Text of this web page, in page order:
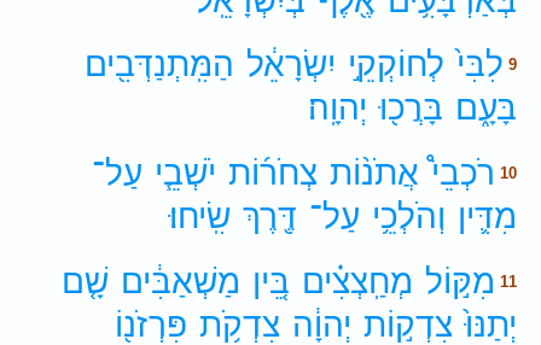
9 לִבִּי֙ לְחוֹקְקֵ֣י יִשְׂרָאֵ֔ל הַמִּֽתְנַדְּבִ֖ים
בָּעָ֑ם בָּרֲכ֖וּ יְהוָֽה׃
10 רֹכְבֵי֩ אֲתֹנ֨וֹת צְחֹר֜וֹת יֹשְׁבֵ֧י עַל־
מִדִּ֛ין וְהֹלְכֵ֥י עַל־ דֶּ֖רֶךְ שִֽׂיחוּ׃
11 מִקּ֣וֹל מְחַֽצְצִ֗ים בֵּ֚ין מַשְׁאַבִּ֔ים שָׁ֤ם
יְתַנּוּ֙ צִדְק֣וֹת יְהוָ֔ה צִדְקֹ֥ת פִּרְזֹנ֖וֹ